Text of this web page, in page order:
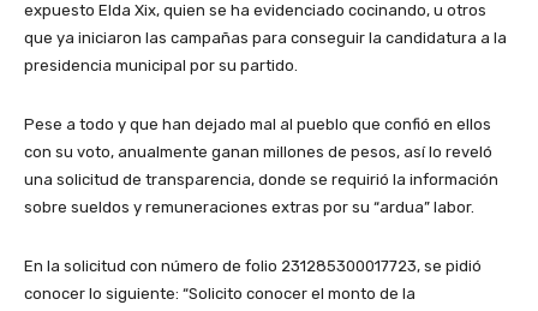
expuesto Elda Xix, quien se ha evidenciado cocinando, u otros
que ya iniciaron las campañas para conseguir la candidatura a la
presidencia municipal por su partido.
Pese a todo y que han dejado mal al pueblo que confió en ellos
con su voto, anualmente ganan millones de pesos, así lo reveló
una solicitud de transparencia, donde se requirió la información
sobre sueldos y remuneraciones extras por su “ardua” labor.
En la solicitud con número de folio 231285300017723, se pidió
conocer lo siguiente: “Solicito conocer el monto de la